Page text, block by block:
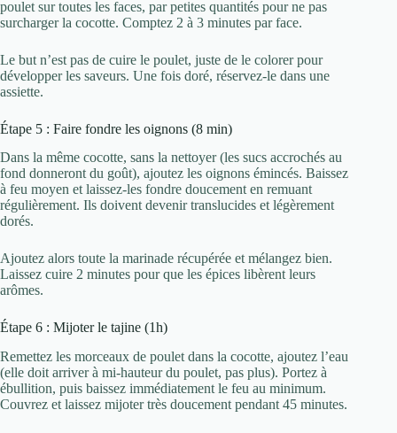
poulet sur toutes les faces, par petites quantités pour ne pas
surcharger la cocotte. Comptez 2 à 3 minutes par face.
Le but n’est pas de cuire le poulet, juste de le colorer pour
développer les saveurs. Une fois doré, réservez-le dans une
assiette.
Étape 5 : Faire fondre les oignons (8 min)
Dans la même cocotte, sans la nettoyer (les sucs accrochés au
fond donneront du goût), ajoutez les oignons émincés. Baissez
à feu moyen et laissez-les fondre doucement en remuant
régulièrement. Ils doivent devenir translucides et légèrement
dorés.
Ajoutez alors toute la marinade récupérée et mélangez bien.
Laissez cuire 2 minutes pour que les épices libèrent leurs
arômes.
Étape 6 : Mijoter le tajine (1h)
Remettez les morceaux de poulet dans la cocotte, ajoutez l’eau
(elle doit arriver à mi-hauteur du poulet, pas plus). Portez à
ébullition, puis baissez immédiatement le feu au minimum.
Couvrez et laissez mijoter très doucement pendant 45 minutes.